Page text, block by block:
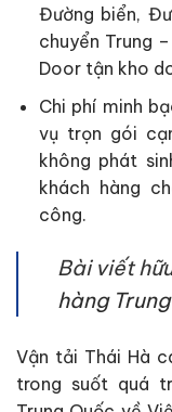
Đường biển,
chuyển Trung
Door tận kho
Chi phí minh
vụ trọn gói
không phát
khách hàng
công.
Bài viết
hàng
Vận tải Thái Hà
trong suốt quá